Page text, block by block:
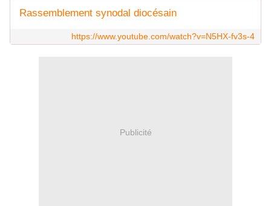
Rassemblement synodal diocésain
https://www.youtube.com/watch?v=N5HX-fv3s-4
Publicité